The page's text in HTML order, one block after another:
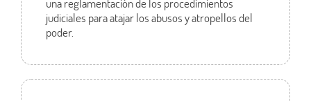
judiciales para atajar los abusos y atropellos del
poder.